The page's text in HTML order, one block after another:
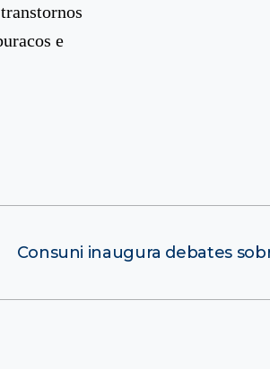
e
Consuni inaugura debates